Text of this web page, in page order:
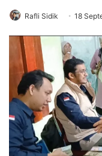
Rafli Sidik 18